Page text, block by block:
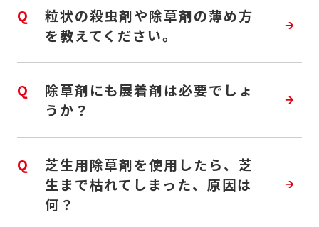
Q
粒状の殺虫剤や除草剤の薄め方
を教えてください。
Q
除草剤にも展着剤は必要でしょ
うか？
Q
芝生用除草剤を使用したら、芝
生まで枯れてしまった、原因は
何？